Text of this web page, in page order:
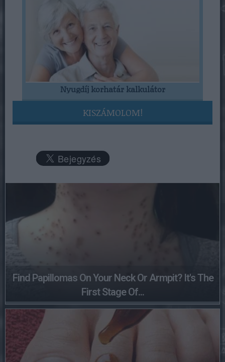
Nyugdíj korhatár kalkulátor
KISZÁMOLOM!
Find Papillomas On Your Neck Or Armpit? It's The
First Stage Of...